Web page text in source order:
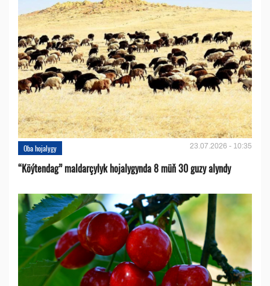
Oba hojalygy 23.07.2026 - 10:35
“Köýtendag” maldarçylyk hojalygynda 8 müň 30 guzy alyndy